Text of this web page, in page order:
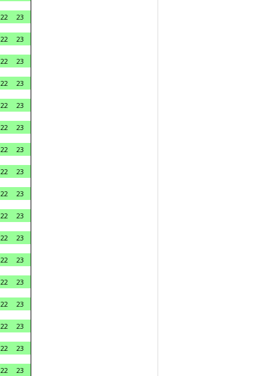
22
23
22
23
22
23
22
23
22
23
22
23
22
23
22
23
22
23
22
23
22
23
22
23
22
23
22
23
22
23
22
23
22
23